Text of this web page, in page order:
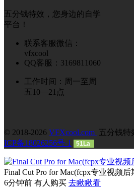
五分钱特效，您身边的自学
平台！
联系客服微信：
vfxcool
QQ客服：3169811060
工作时间：周一至周
五10—21点
© 2018-2026 VFXcool.com 五分钱特
ICP备18026256号-1
51La
Final Cut Pro for Mac(fcpx专业视频
6分钟前 有人购买 去瞅瞅看